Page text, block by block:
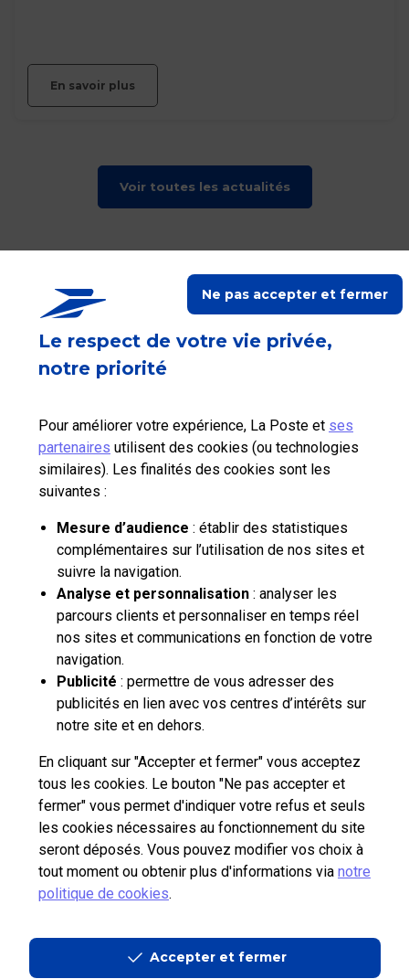
Le respect de votre vie privée,
notre priorité
Pour améliorer votre expérience, La Poste et ses
partenaires utilisent des cookies (ou technologies
similaires). Les finalités des cookies sont les
suivantes :
Mesure d’audience : établir des statistiques
complémentaires sur l’utilisation de nos sites et
suivre la navigation.
Analyse et personnalisation : analyser les
parcours clients et personnaliser en temps réel
nos sites et communications en fonction de votre
navigation.
Publicité : permettre de vous adresser des
publicités en lien avec vos centres d’intérêts sur
notre site et en dehors.
En cliquant sur "Accepter et fermer" vous acceptez
tous les cookies. Le bouton "Ne pas accepter et
fermer" vous permet d'indiquer votre refus et seuls
les cookies nécessaires au fonctionnement du site
seront déposés. Vous pouvez modifier vos choix à
tout moment ou obtenir plus d'informations via notre
politique de cookies.
Ne pas accepter et fermer
Accepter et fermer
En savoir plus
Voir toutes les actualités
RETOUR EN HAUT
La Poste Solutions Business est la marque B2B de La Poste, destinée aux
Retrouvez ici des actualités, des études de tendances, des décryptages et
innovations, des offres selon vos usages, des infos pratiques et un accès
à votre espace personnel pour gérer le développement de votre activité.
La Poste vous accompagne
Suivez-nous sur Linkedin
Suivez-nous sur Youtube
Suivez-nous sur X
Qui sommes-nous?
Nos tarifs
Aide et outils
Contactez-nous
pro.laposte.fr part.laposte.fr groupelaposte.com
Plan du site Accessibilité : non conforme
Données personnelles et cookies CGU